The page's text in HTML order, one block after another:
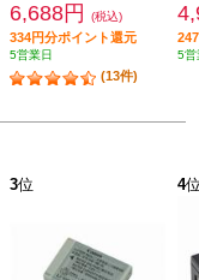
6,688円 (税込)
334円分ポイント還元
5営業日
(13件)
5営
3位 4